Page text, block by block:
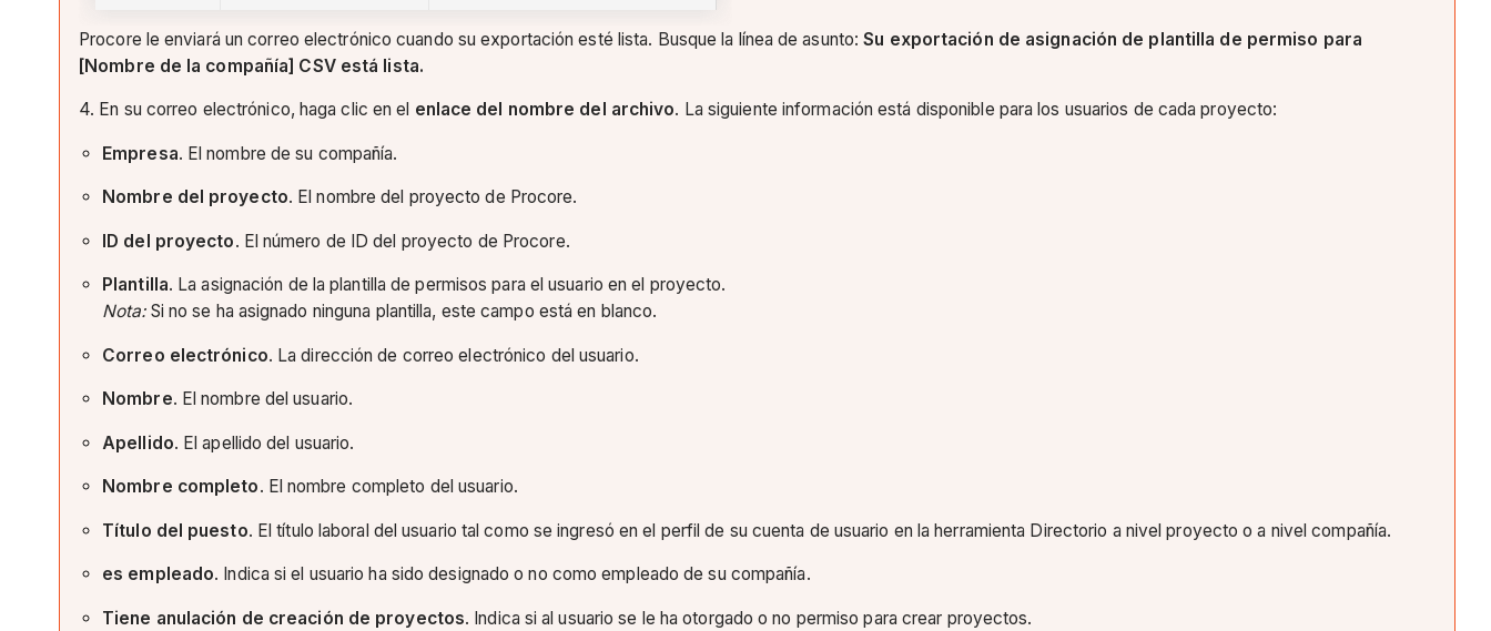
Procore le enviará un correo electrónico cuando su exportación esté lista. Busque la línea de asunto:Su exportación de asignación de plantilla de permiso para
[Nombre de la compañía] CSV está lista.
4. En su correo electrónico, haga clic en el enlace del nombre del archivo. La siguiente información está disponible para los usuarios de cada proyecto:
Empresa. El nombre de su compañía.
Nombre del proyecto. El nombre del proyecto de Procore.
ID del proyecto. El número de ID del proyecto de Procore.
Plantilla. La asignación de la plantilla de permisos para el usuario en el proyecto.
Nota:Si no se ha asignado ninguna plantilla, este campo está en blanco.
Correo electrónico. La dirección de correo electrónico del usuario.
Nombre. El nombre del usuario.
Apellido. El apellido del usuario.
Nombre completo. El nombre completo del usuario.
Título del puesto. El título laboral del usuario tal como se ingresó en el perfil de su cuenta de usuario en la herramienta Directorio a nivel proyecto o a nivel compañía.
es empleado. Indica si el usuario ha sido designado o no como empleado de su compañía.
Tiene anulación de creación de proyectos. Indica si al usuario se le ha otorgado o no permiso para crear proyectos.